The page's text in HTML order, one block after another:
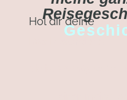
Hol dir deine